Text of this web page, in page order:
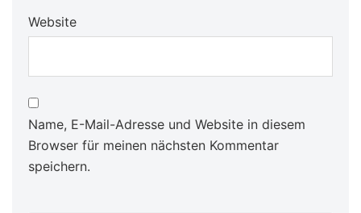
Website
Name, E-Mail-Adresse und Website in diesem
Browser für meinen nächsten Kommentar
speichern.